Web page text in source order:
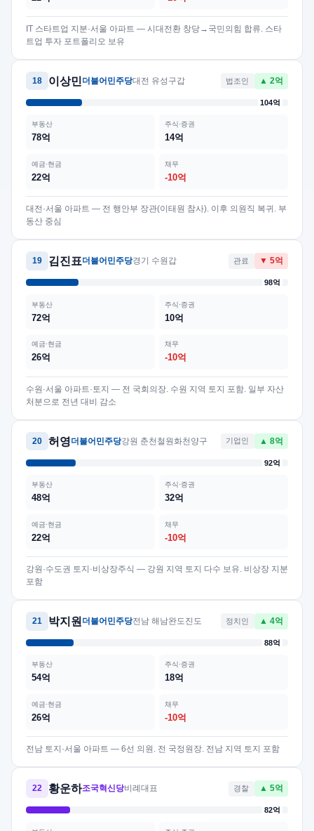
IT 스타트업 지분·서울 아파트 — 시대전환 창당→국민의힘 합류. 스타
트업 투자 포트폴리오 보유
18 이상민 더불어민주당대전 유성구갑 법조인 ▲ 2억
104억
부동산
78억
주식·증권
14억
예금·현금
22억
채무
-10억
대전·서울 아파트 — 전 행안부 장관(이태원 참사). 이후 의원직 복귀. 부
동산 중심
19 김진표더불어민주당경기 수원갑 관료 ▼ 5억
98억
부동산
72억
주식·증권
10억
예금·현금
26억
채무
-10억
수원·서울 아파트·토지 — 전 국회의장. 수원 지역 토지 포함. 일부 자산
처분으로 전년 대비 감소
20 허영더불어민주당강원 춘천철원화천양구 기업인 ▲ 8억
92억
부동산
48억
주식·증권
32억
예금·현금
22억
채무
-10억
강원·수도권 토지·비상장주식 — 강원 지역 토지 다수 보유. 비상장 지분
포함
21 박지원 더불어민주당전남 해남완도진도 정치인 ▲ 4억
88억
부동산
54억
주식·증권
18억
예금·현금
26억
채무
-10억
전남 토지·서울 아파트 — 6선 의원. 전 국정원장. 전남 지역 토지 포함
22 황운하조국혁신당비례대표 경찰 ▲ 5억
82억